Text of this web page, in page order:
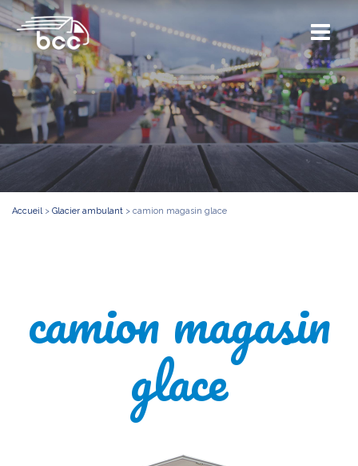
Accueil> Glacier ambulant > camion magasin glace
camion magasin
glace